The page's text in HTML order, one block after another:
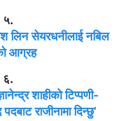
५.
लिन सेयरधनीलाई नबिल
आग्रह
६.
शाहीको टिप्पणी-
राजीनामा दिन्छु’